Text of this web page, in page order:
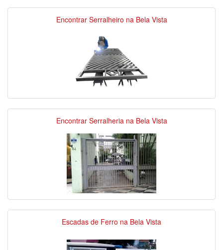
Encontrar Serralheiro na Bela Vista
Encontrar Serralheria na Bela Vista
Escadas de Ferro na Bela Vista